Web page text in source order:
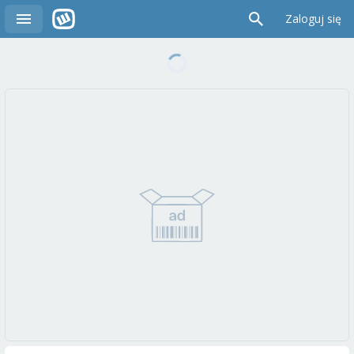
Zaloguj się